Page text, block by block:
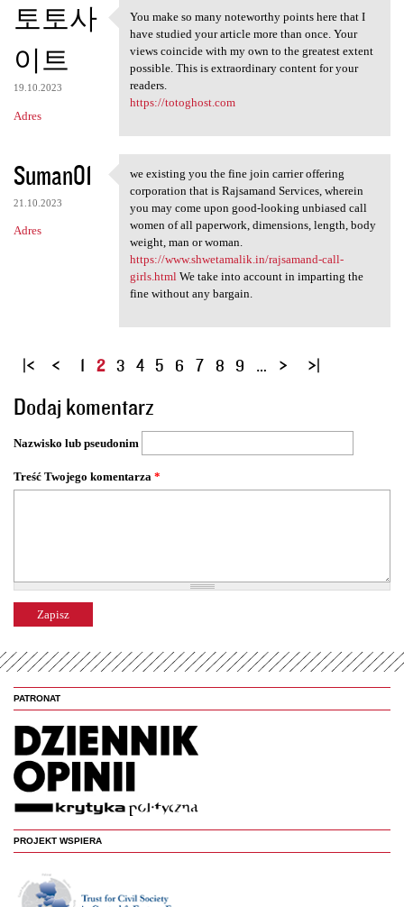
토토사
이트
19.10.2023
Adres
You make so many noteworthy
You make so many noteworthy points here that I
have studied your article more than once. Your
views coincide with my own to the greatest extent
possible. This is extraordinary content for your
readers.
https://totoghost.com
Suman01
21.10.2023
Adres
we existing you the fine join
we existing you the fine join carrier offering
corporation that is Rajsamand Services, wherein
you may come upon good-looking unbiased call
women of all paperwork, dimensions, length, body
weight, man or woman.
https://www.shwetamalik.in/rajsamand-call-
girls.htmlWe take into account in imparting the
fine without any bargain.
S
r
o
n
y
1 2 3 4 5 6 7 8 9 …
Dodaj komentarz
Nazwisko lub pseudonim
Treść Twojego komentarza *
PATRONAT
PROJEKT WSPIERA